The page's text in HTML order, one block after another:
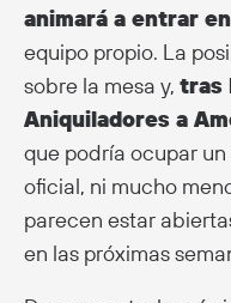
animará a entrar
equipo propio. La
sobre la mesa y, tras
Aniquiladores a
que podría ocupar
oficial, ni mucho
parecen estar
en las próximas